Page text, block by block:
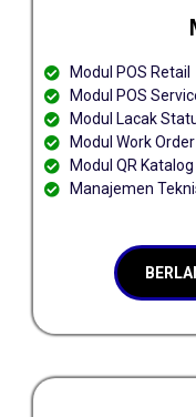
Modul POS Retail
Modul POS
Modul Lacak
Modul Work Order
Modul QR
Manajemen